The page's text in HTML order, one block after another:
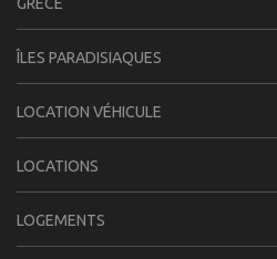
ÎLES PARADISIAQUES
LOCATION VÉHICULE
LOCATIONS
LOGEMENTS